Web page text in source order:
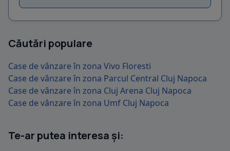
Căutări populare
Case de vânzare în zona Vivo Floresti
Case de vânzare în zona Parcul Central Cluj Napoca
Case de vânzare în zona Cluj Arena Cluj Napoca
Case de vânzare în zona Umf Cluj Napoca
Te-ar putea interesa și: